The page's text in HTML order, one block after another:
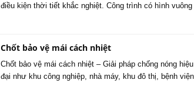
điều kiện thời tiết khắc nghiệt. Công trình có hình
Chốt bảo vệ mái cách nhiệt
Chốt bảo vệ mái cách nhiệt – Giải pháp chống nóng
đại như khu công nghiệp, nhà máy, khu đô thị, bệnh